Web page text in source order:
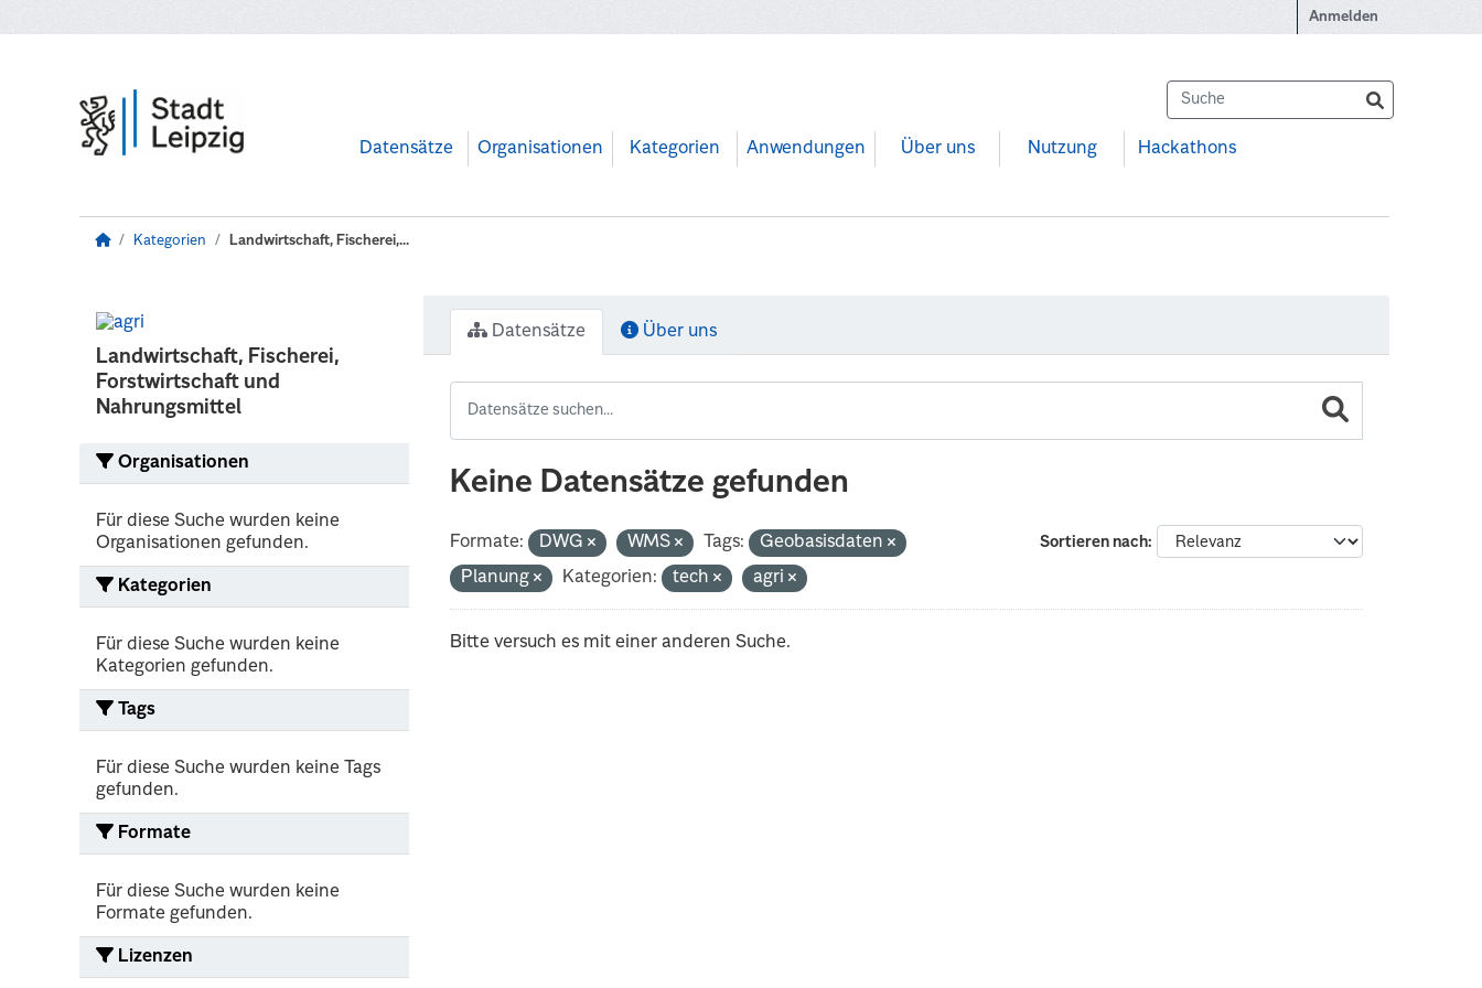
Anmelden
Datensätze Organisationen Kategorien Anwendungen Über uns Nutzung Hackathons
Kategorien Landwirtschaft, Fischerei,...
Landwirtschaft, Fischerei,
Forstwirtschaft und
Nahrungsmittel
Organisationen
Für diese Suche wurden keine
Organisationen gefunden.
Kategorien
Für diese Suche wurden keine
Kategorien gefunden.
Tags
Für diese Suche wurden keine Tags
gefunden.
Formate
Für diese Suche wurden keine
Formate gefunden.
Lizenzen
Datensätze Über uns
Keine Datensätze gefunden
Sortieren nach
Formate: DWG WMS Tags:
Geobasisdaten
Planung
Kategorien: tech agri
Bitte versuch es mit einer anderen Suche.